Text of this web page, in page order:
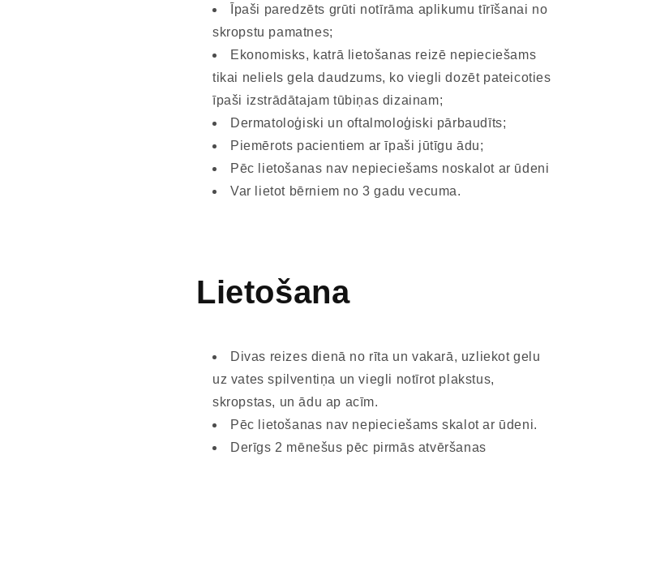
Īpaši paredzēts grūti notīrāma aplikumu tīrīšanai no
skropstu pamatnes;
Ekonomisks, katrā lietošanas reizē nepieciešams
tikai neliels gela daudzums, ko viegli dozēt pateicoties
īpaši izstrādātajam tūbiņas dizainam;
Dermatoloģiski un oftalmoloģiski pārbaudīts;
Piemērots pacientiem ar īpaši jūtīgu ādu;
Pēc lietošanas nav nepieciešams noskalot ar ūdeni
Var lietot bērniem no 3 gadu vecuma. ​
Lietošana
Divas reizes dienā no rīta un vakarā, uzliekot gelu
uz vates spilventiņa un viegli notīrot plakstus,
skropstas, un ādu ap acīm.
Pēc lietošanas nav nepieciešams skalot ar ūdeni.
Derīgs 2 mēnešus pēc pirmās atvēršanas